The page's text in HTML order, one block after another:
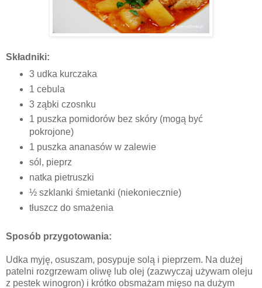
Składniki:
3 udka kurczaka
1 cebula
3 ząbki czosnku
1 puszka pomidorów bez skóry (mogą być
pokrojone)
1 puszka ananasów w zalewie
sól, pieprz
natka pietruszki
½ szklanki śmietanki (niekoniecznie)
tłuszcz do smażenia
Sposób przygotowania:
Udka myję, osuszam, posypuje solą i pieprzem. Na dużej
patelni rozgrzewam oliwę lub olej (zazwyczaj używam oleju
z pestek winogron) i krótko obsmażam mięso na dużym